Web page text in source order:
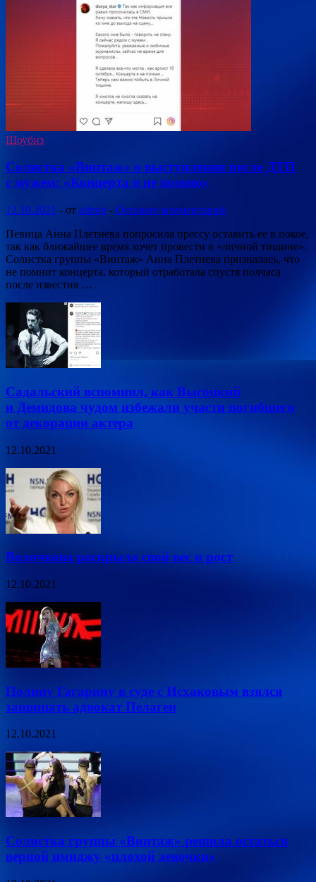
Шоубиз
Солистка «Винтаж» о выступлении после ДТП
с мужем: «Концерта я не помню»
12.10.2021 - от admin - Оставьте комментарий
Певица Анна Плетнева попросила прессу оставить ее в покое,
так как ближайшее время хочет провести в «личной тишине».
Солистка группы «Винтаж» Анна Плетнева призналась, что
не помнит концерта, который отработала спустя полчаса
после известия …
Садальский вспомнил, как Высоцкий
и Демидова чудом избежали участи погибшего
от декорации актера
12.10.2021
Волочкова раскрыла свой вес и рост
12.10.2021
Полину Гагарину в суде с Исхаковым взялся
защищать адвокат Пелагеи
12.10.2021
Солистка группы «Винтаж» решила остаться
верной имиджу «плохой девочки»